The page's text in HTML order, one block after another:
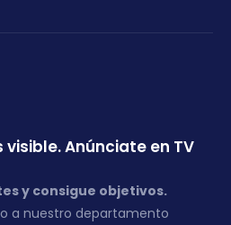
Anúnciate en TV
y consigue objetivos.
a nuestro departamento